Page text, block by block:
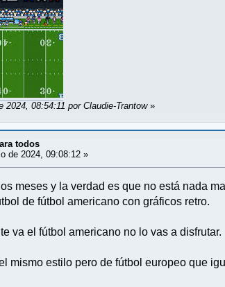
08:54:11 por Claudie-Trantow»
todos
de 2024, 09:08:12 »
meses y la verdad es que no está nada
de fútbol americano con gráficos retro.
va el fútbol americano no lo vas a disfrutar.
mismo estilo pero de fútbol europeo que